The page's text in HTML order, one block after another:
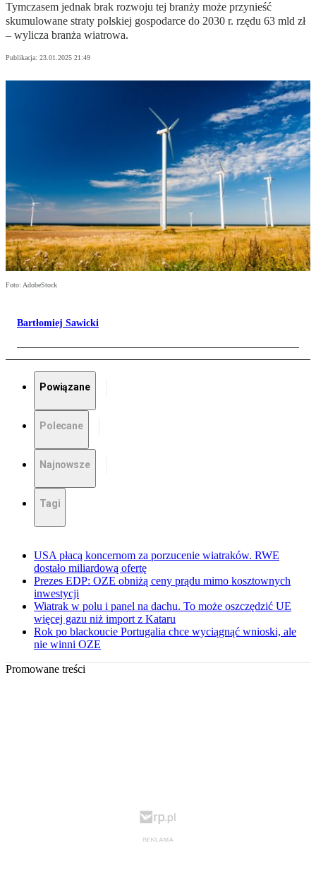
Tymczasem jednak brak rozwoju tej branży może przynieść
skumulowane straty polskiej gospodarce do 2030 r. rzędu 63 mld zł
– wylicza branża wiatrowa.
Publikacja: 23.01.2025 21:49
Foto: AdobeStock
Bartłomiej Sawicki
Powiązane
Polecane
Najnowsze
Tagi
USA płacą koncernom za porzucenie wiatraków. RWE
dostało miliardową ofertę
Prezes EDP: OZE obniżą ceny prądu mimo kosztownych
inwestycji
Wiatrak w polu i panel na dachu. To może oszczędzić UE
więcej gazu niż import z Kataru
Rok po blackoucie Portugalia chce wyciągnąć wnioski, ale
nie winni OZE
Promowane treści